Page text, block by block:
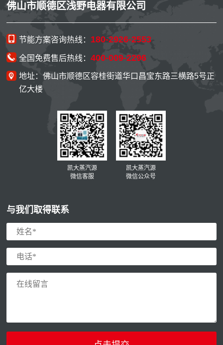
佛山市顺德区浅野电器有限公司
节能方案咨询热线： 180-2926-2553
全国免费售后热线：400-009-2296
地址：佛山市顺德区容桂街道华口昌宝东路三横路5号正
亿大楼
凯大蒸汽源
微信客服
凯大蒸汽源
微信公众号
与我们取得联系